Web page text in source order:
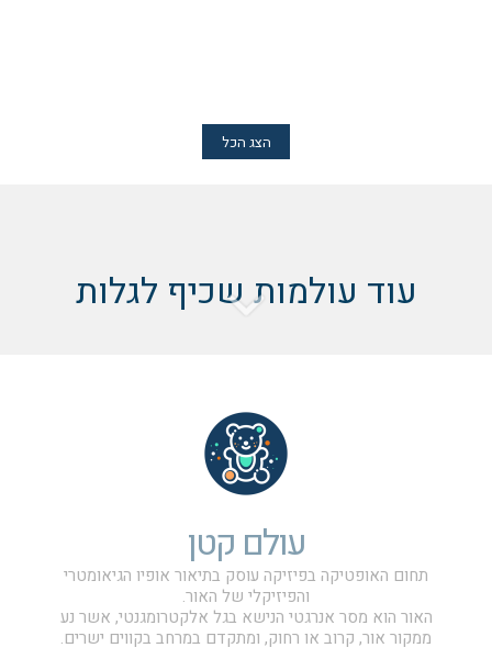
הצג הכל
עוד עולמות שכיף לגלות
עולם קטן
תחום האופטיקה בפיזיקה עוסק בתיאור אופיו הגיאומטרי
והפיזיקלי של האור.
האור הוא מסר אנרגטי הנישא בגל אלקטרומגנטי, אשר נע
ממקור אור, קרוב או רחוק, ומתקדם במרחב בקווים ישרים.